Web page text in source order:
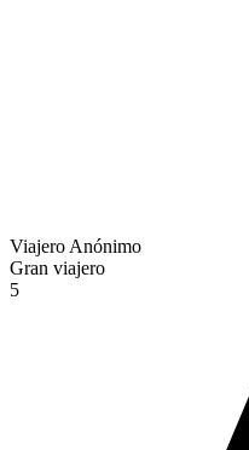
Viajero Anónimo
Gran viajero
5